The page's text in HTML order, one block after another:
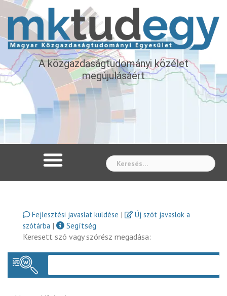
A közgazdaságtudományi közélet
megújulásáért
Fejlesztési javaslat küldése |
Új szót javaslok a
szótárba |
Segítség
Keresett szó vagy szórész megadása: